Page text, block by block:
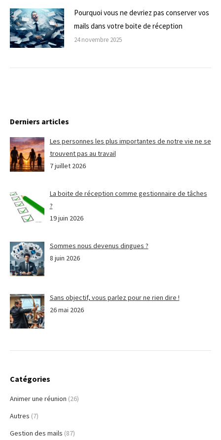
Pourquoi vous ne devriez pas conserver vos
mails dans votre boite de réception
24 novembre 2025
Derniers articles
Les personnes les plus importantes de notre vie ne se
trouvent pas au travail
7 juillet 2026
La boite de réception comme gestionnaire de tâches
?
19 juin 2026
Sommes nous devenus dingues ?
8 juin 2026
Sans objectif, vous parlez pour ne rien dire !
26 mai 2026
Catégories
Animer une réunion (26)
Autres (7)
Gestion des mails (87)